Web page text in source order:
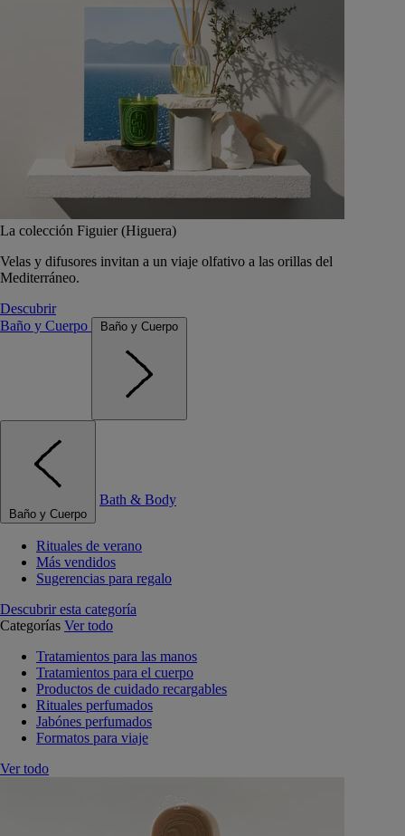
La colección Figuier (Higuera)
Velas y difusores invitan a un viaje olfativo a las orillas del
Mediterráneo.
Descubrir
Baño y Cuerpo
Baño y Cuerpo
Baño y Cuerpo
Bath & Body
Rituales de verano
Más vendidos
Sugerencias para regalo
Descubrir esta categoría
Categorías Ver todo
Tratamientos para las manos
Tratamientos para el cuerpo
Productos de cuidado recargables
Rituales perfumados
Jabónes perfumados
Formatos para viaje
Ver todo